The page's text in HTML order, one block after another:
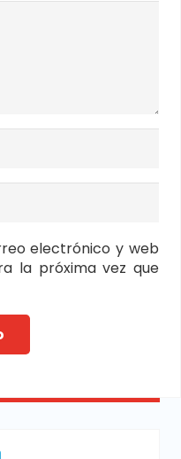
electrónico y web
la próxima vez que